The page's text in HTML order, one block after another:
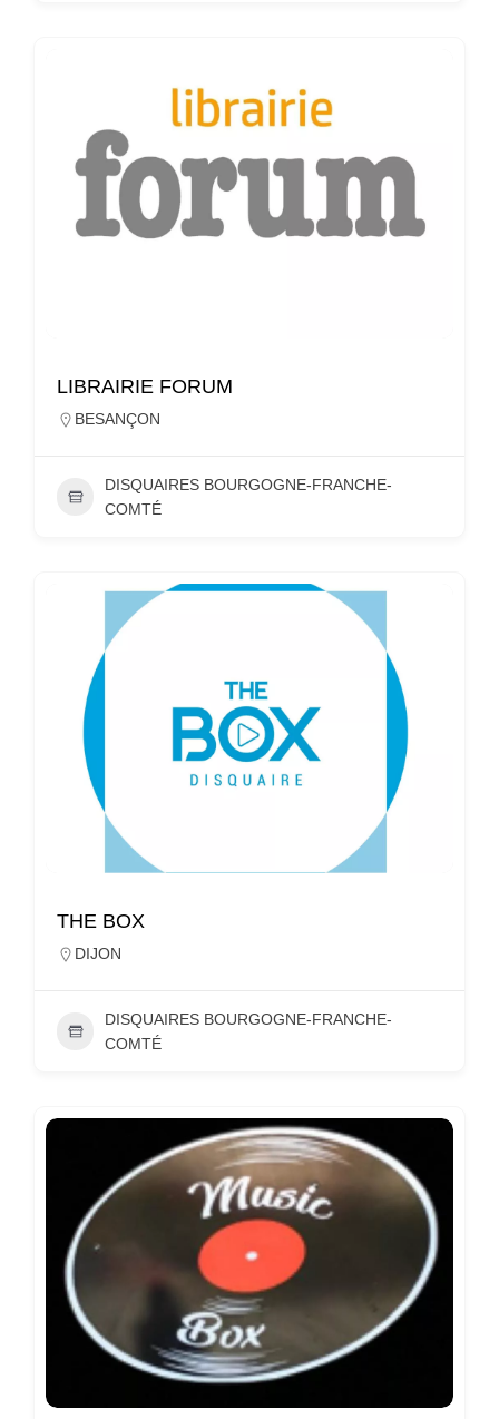
LIBRAIRIE FORUM
BESANÇON
DISQUAIRES BOURGOGNE-FRANCHE-
COMTÉ
THE BOX
DIJON
DISQUAIRES BOURGOGNE-FRANCHE-
COMTÉ